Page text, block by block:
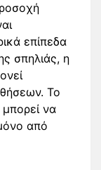
επίπεδα
σπηλιάς, η
Το
να
από